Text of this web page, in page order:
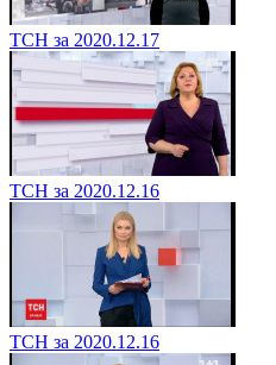
ТСН за 2020.12.17
ТСН за 2020.12.16
ТСН за 2020.12.16